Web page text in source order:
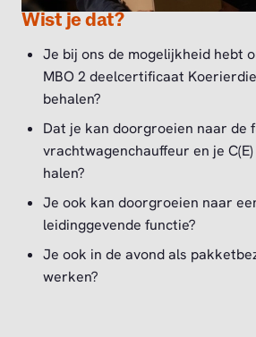
Wist je dat?
Je bij ons de mogelijkheid hebt
MBO 2 deelcertificaat
behalen?
Dat je kan doorgroeien naar de
vrachtwagenchauffeur en je
halen?
Je ook kan doorgroeien naar
leidinggevende functie?
Je ook in de avond als
werken?